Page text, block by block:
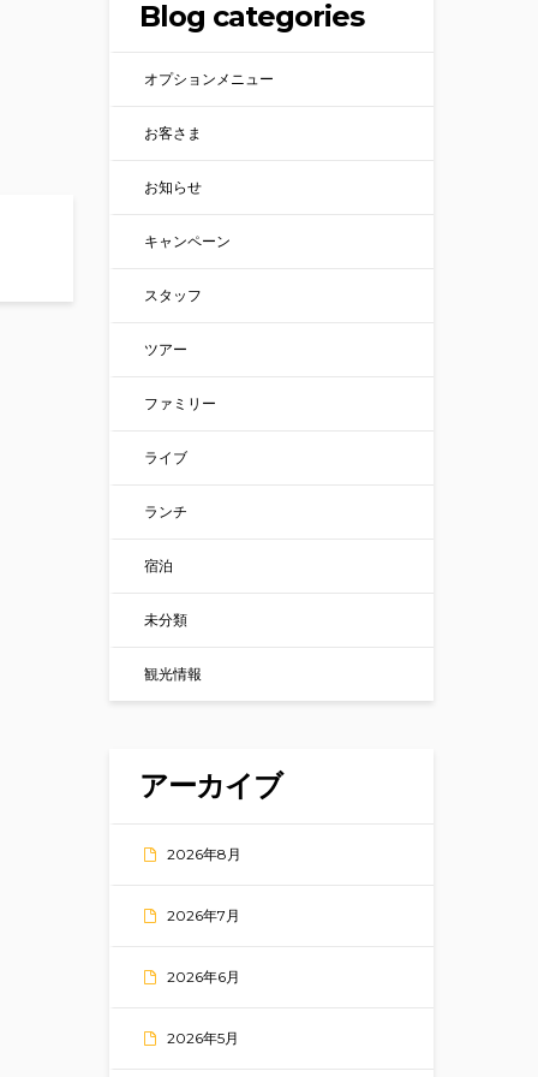
Blog categories
オプションメニュー
お客さま
お知らせ
キャンペーン
スタッフ
ツアー
ファミリー
ライブ
ランチ
宿泊
未分類
観光情報
アーカイブ
2026年8月
2026年7月
2026年6月
2026年5月